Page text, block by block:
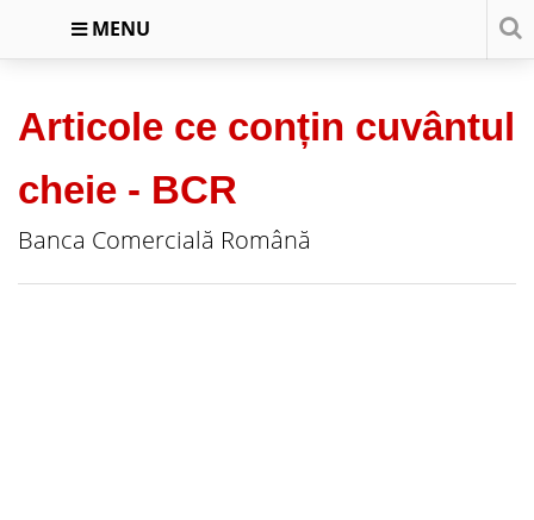
MENU
Articole ce conțin cuvântul
cheie - BCR
Banca Comercială Română